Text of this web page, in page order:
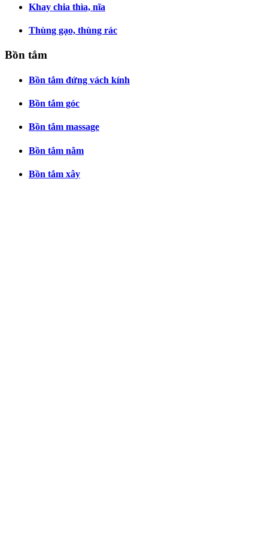
Khay chia thìa, nĩa
Thùng gạo, thùng rác
Bồn tắm
Bồn tắm đứng vách kính
Bồn tắm góc
Bồn tắm massage
Bồn tắm nằm
Bồn tắm xây